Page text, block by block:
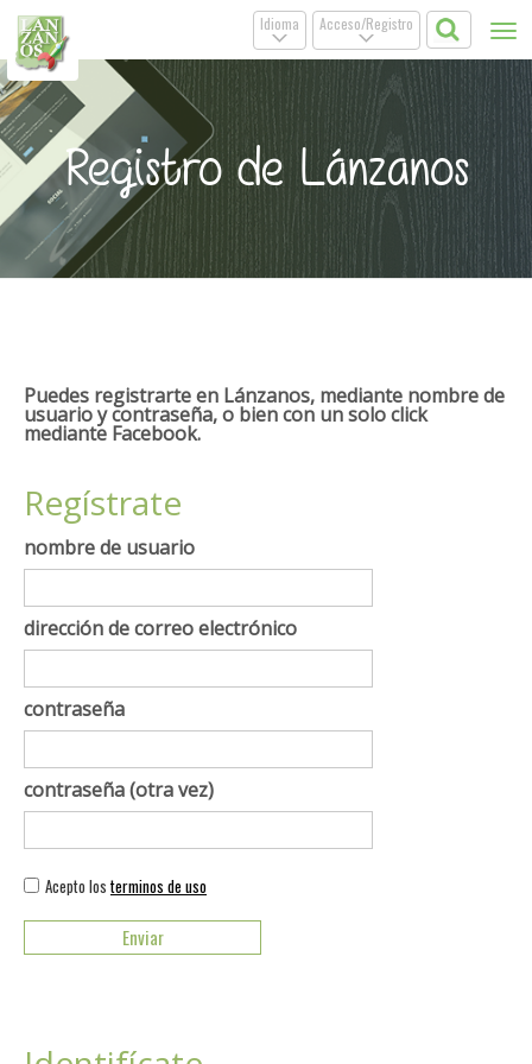
Acceso/Registro
.
Idioma
.
Registro de Lánzanos
Puedes registrarte en Lánzanos, mediante nombre de
usuario y contraseña, o bien con un solo click
mediante Facebook.
Regístrate
nombre de usuario
dirección de correo electrónico
contraseña
contraseña (otra vez)
Acepto los terminos de uso